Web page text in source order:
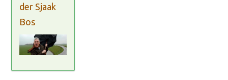
der Sjaak
Bos